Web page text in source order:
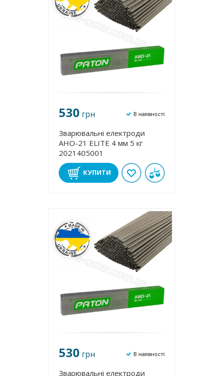
530 грн В наявності
Зварювальні електроди
АНО-21 ЕLІТE 4 мм 5 кг
2021405001
КУПИТИ
530 грн В наявності
Зварювальні електроди